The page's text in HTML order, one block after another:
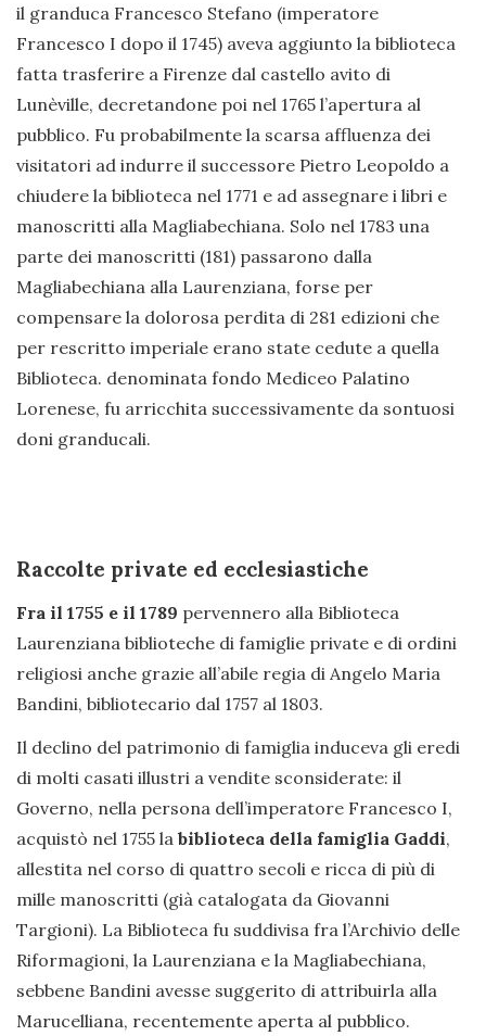
il granduca Francesco Stefano (imperatore
Francesco I dopo il 1745) aveva aggiunto la biblioteca
fatta trasferire a Firenze dal castello avito di
Lunèville, decretandone poi nel 1765 l’apertura al
pubblico. Fu probabilmente la scarsa affluenza dei
visitatori ad indurre il successore Pietro Leopoldo a
chiudere la biblioteca nel 1771 e ad assegnare i libri e
manoscritti alla Magliabechiana. Solo nel 1783 una
parte dei manoscritti (181) passarono dalla
Magliabechiana alla Laurenziana, forse per
compensare la dolorosa perdita di 281 edizioni che
per rescritto imperiale erano state cedute a quella
Biblioteca. denominata fondo Mediceo Palatino
Lorenese, fu arricchita successivamente da sontuosi
doni granducali.
Raccolte private ed ecclesiastiche
Fra il 1755 e il 1789 pervennero alla Biblioteca
Laurenziana biblioteche di famiglie private e di ordini
religiosi anche grazie all’abile regia di Angelo Maria
Bandini, bibliotecario dal 1757 al 1803.
Il declino del patrimonio di famiglia induceva gli eredi
di molti casati illustri a vendite sconsiderate: il
Governo, nella persona dell’imperatore Francesco I,
acquistò nel 1755 la biblioteca della famiglia Gaddi,
allestita nel corso di quattro secoli e ricca di più di
mille manoscritti (già catalogata da Giovanni
Targioni). La Biblioteca fu suddivisa fra l’Archivio delle
Riformagioni, la Laurenziana e la Magliabechiana,
sebbene Bandini avesse suggerito di attribuirla alla
Marucelliana, recentemente aperta al pubblico.